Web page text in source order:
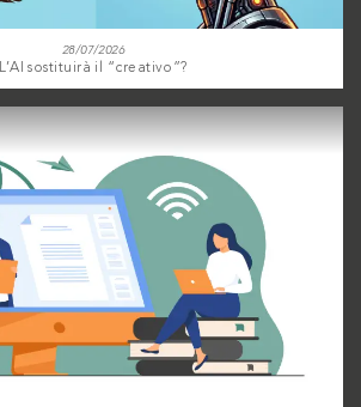
28/07/2026
L’AI sostituirà il “creativo”?